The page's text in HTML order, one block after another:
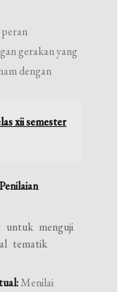
gerakan yang
dengan
xii semester
untuk menguji
tematik
Menilai